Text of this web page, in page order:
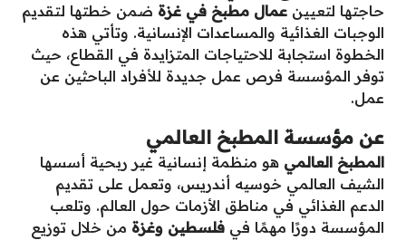
حاجتها لتعيين عمال مطبخ في غزة ضمن خطتها لتقديم
الوجبات الغذائية والمساعدات الإنسانية. وتأتي هذه
الخطوة استجابة للاحتياجات المتزايدة في القطاع، حيث
توفر المؤسسة فرص عمل جديدة للأفراد الباحثين عن
عمل.
عن مؤسسة المطبخ العالمي
المطبخ العالمي هو منظمة إنسانية غير ربحية أسسها
الشيف العالمي خوسيه أندريس، وتعمل على تقديم
الدعم الغذائي في مناطق الأزمات حول العالم. وتلعب
المؤسسة دورًا مهمًا في فلسطين وغزة من خلال توزيع